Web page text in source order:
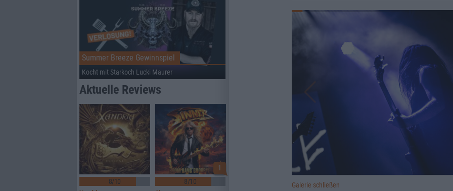
Galerie schließen
Summer Breeze Gewinnspiel
Kocht mit Starkoch Lucki Maurer
Aktuelle Reviews
8/10
1
8/10